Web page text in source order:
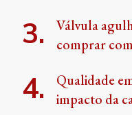
Válvula
comprar
Qualidade
impacto da